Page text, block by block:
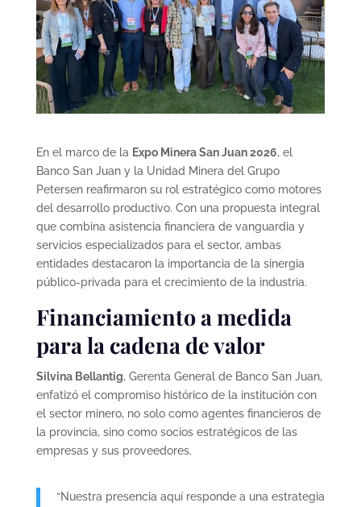
En el marco de la Expo Minera San Juan 2026, el
Banco San Juan y la Unidad Minera del Grupo
Petersen reafirmaron su rol estratégico como motores
del desarrollo productivo. Con una propuesta integral
que combina asistencia financiera de vanguardia y
servicios especializados para el sector, ambas
entidades destacaron la importancia de la sinergia
público-privada para el crecimiento de la industria.
Financiamiento a medida
para la cadena de valor
Silvina Bellantig, Gerenta General de Banco San Juan,
enfatizó el compromiso histórico de la institución con
el sector minero, no solo como agentes financieros de
la provincia, sino como socios estratégicos de las
empresas y sus proveedores.
“Nuestra presencia aquí responde a una estrategia